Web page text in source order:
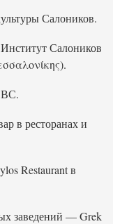
Салоников.
Салоников
в ресторанах и
Restaurant в
заведений — Grek